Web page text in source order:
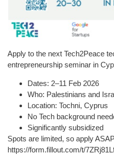
Apply to the next Tech2Peace
entrepreneurship seminar in
Dates: 2–11 Feb 2026
Who: Palestinians and
Location: Tochni, Cyprus
No Tech background
Significantly subsidized
Spots are limited, so apply
https://form.fillout.com/t/